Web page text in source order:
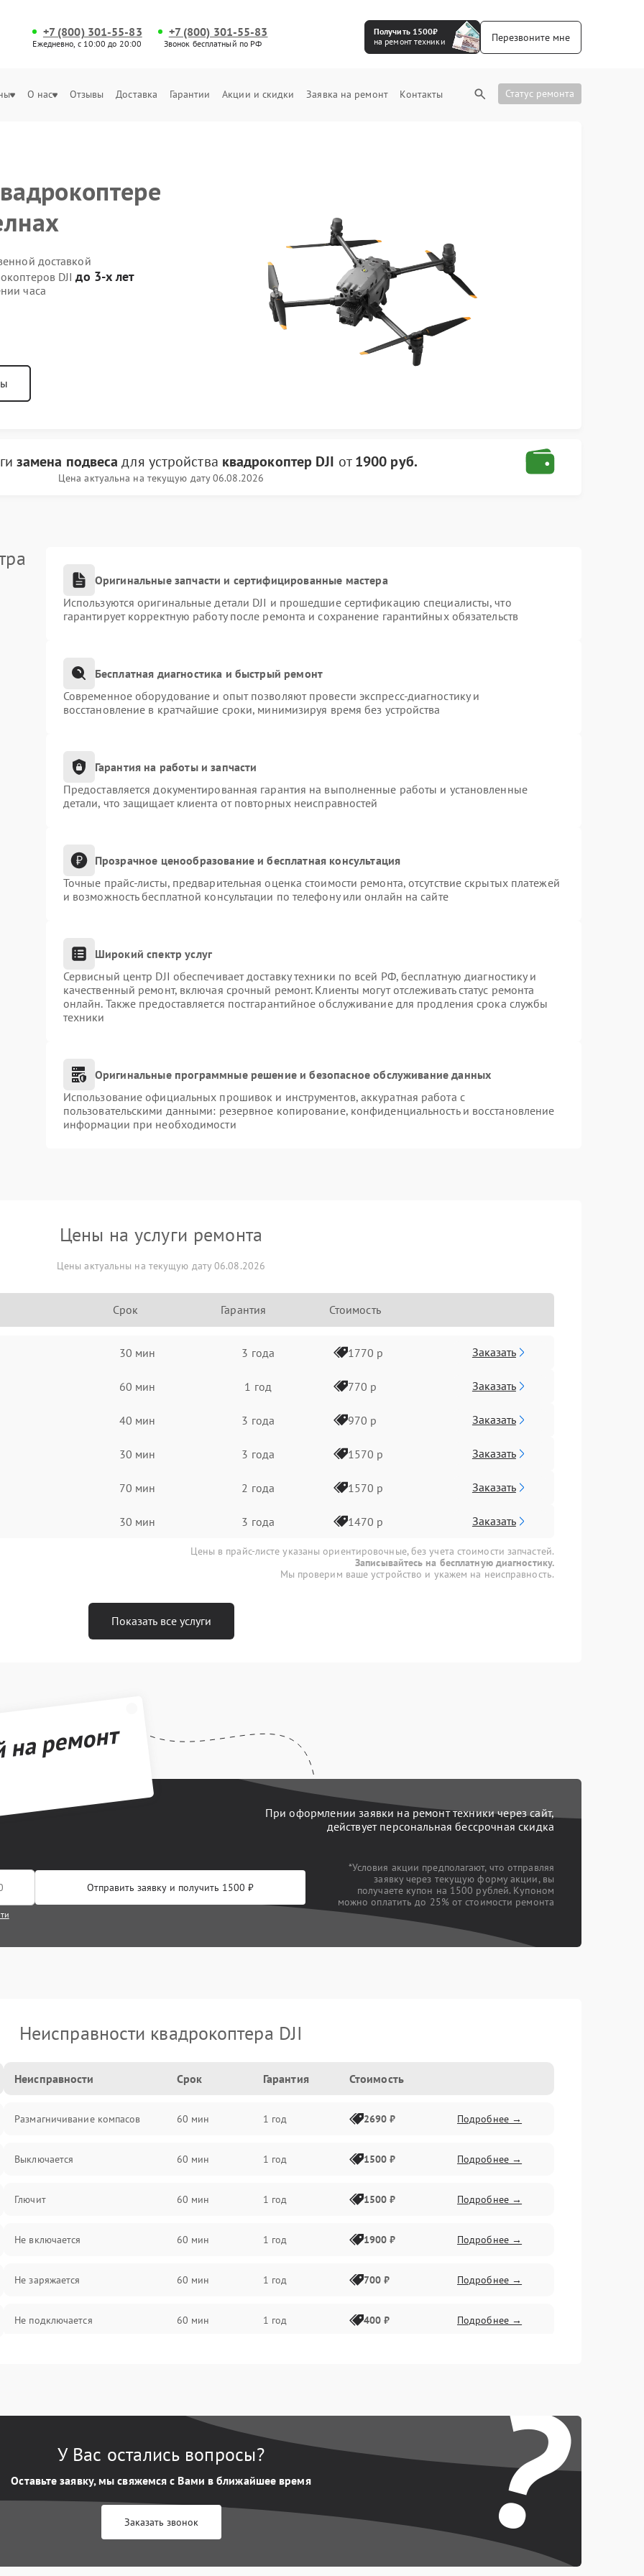
+7 (800) 301-55-83
Ежедневно, с 10:00 до 20:00
+7 (800) 301-55-83
Звонок бесплатный по РФ
Получить 1500₽
на ремонт техники
Перезвоните мне
О нас Отзывы Доставка Гарантии Акции и скидки Заявка на ремонт Контакты Статус ремонта
доставкой
DJIдо 3-х лет
часа
замена подвеса для устройства квадрокоптер DJI от1900 руб.
Цена актуальна на текущую дату 06.08.2026
Оригинальные запчасти и сертифицированные мастера
Используются оригинальные детали DJI и прошедшие сертификацию специалисты, что
гарантирует корректную работу после ремонта и сохранение гарантийных обязательств
Бесплатная диагностика и быстрый ремонт
Современное оборудование и опыт позволяют провести экспресс-диагностику и
восстановление в кратчайшие сроки, минимизируя время без устройства
Гарантия на работы и запчасти
Предоставляется документированная гарантия на выполненные работы и установленные
детали, что защищает клиента от повторных неисправностей
Прозрачное ценообразование и бесплатная консультация
Точные прайс-листы, предварительная оценка стоимости ремонта, отсутствие скрытых платежей
и возможность бесплатной консультации по телефону или онлайн на сайте
Широкий спектр услуг
Сервисный центр DJI обеспечивает доставку техники по всей РФ, бесплатную диагностику и
качественный ремонт, включая срочный ремонт. Клиенты могут отслеживать статус ремонта
онлайн. Также предоставляется постгарантийное обслуживание для продления срока службы
техники
Оригинальные программные решение и безопасное обслуживание данных
Использование официальных прошивок и инструментов, аккуратная работа с
пользовательскими данными: резервное копирование, конфиденциальность и восстановление
информации при необходимости
Цены на услуги ремонта
Цены актуальны на текущую дату 06.08.2026
Срок Гарантия Стоимость
30 мин 3 года 1770 р Заказать
60 мин 1 год 770 р Заказать
40 мин 3 года 970 р Заказать
30 мин 3 года 1570 р Заказать
70 мин 2 года 1570 р Заказать
30 мин 3 года 1470 р Заказать
Цены в прайс-листе указаны ориентировочные, без учета стоимости запчастей.
Записывайтесь на бесплатную диагностику.
Мы проверим ваше устройство и укажем на неисправность.
Показать все услуги
ремонт
При оформлении заявки на ремонт техники через сайт,
действует персональная бессрочная скидка
Отправить заявку и получить 1500 ₽
*Условия акции предполагают, что отправляя
заявку через текущую форму акции, вы
получаете купон на 1500 рублей. Купоном
можно оплатить до 25% от стоимости ремонта
Неисправности квадрокоптера DJI
Неисправности Срок Гарантия Стоимость
Размагничивание компасов 60 мин 1 год 2690 ₽ Подробнее →
Выключается 60 мин 1 год 1500 ₽ Подробнее →
Глючит 60 мин 1 год 1500 ₽ Подробнее →
Не включается 60 мин 1 год 1900 ₽ Подробнее →
Не заряжается 60 мин 1 год 700 ₽ Подробнее →
Не подключается 60 мин 1 год 400 ₽ Подробнее →
?
У Вас остались вопросы?
Оставьте заявку, мы свяжемся с Вами в ближайшее время
Заказать звонок